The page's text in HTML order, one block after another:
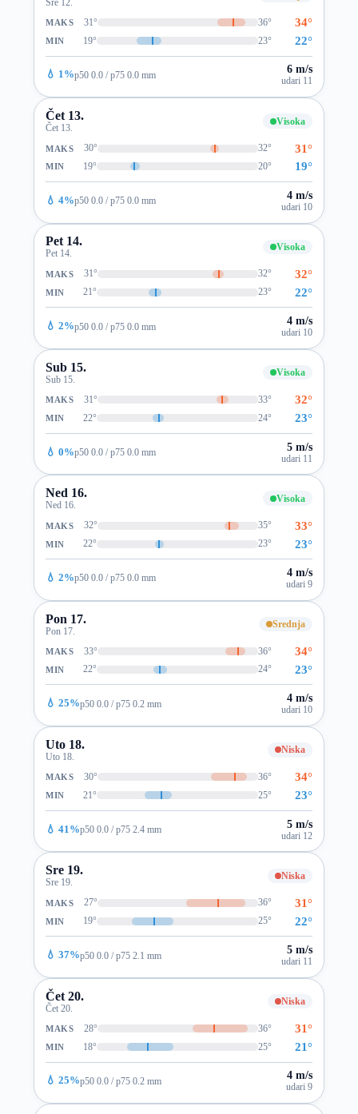
MAKS 31° 36° 34°
MIN 19° 23° 22°
💧 1%p50 0.0 / p75 0.0 mm 6 m/s
udari 11
Čet 13.
Čet 13.
Visoka
MAKS 30° 32° 31°
MIN 19° 20° 19°
💧 4%p50 0.0 / p75 0.0 mm 4 m/s
udari 10
Pet 14.
Pet 14.
Visoka
MAKS 31° 32° 32°
MIN 21° 23° 22°
💧 2%p50 0.0 / p75 0.0 mm 4 m/s
udari 10
Sub 15.
Sub 15.
Visoka
MAKS 31° 33° 32°
MIN 22° 24° 23°
💧 0%p50 0.0 / p75 0.0 mm 5 m/s
udari 11
Ned 16.
Ned 16.
Visoka
MAKS 32° 35° 33°
MIN 22° 23° 23°
💧 2%p50 0.0 / p75 0.0 mm 4 m/s
udari 9
Pon 17.
Pon 17.
Srednja
MAKS 33° 36° 34°
MIN 22° 24° 23°
💧 25%p50 0.0 / p75 0.2 mm 4 m/s
udari 10
Uto 18.
Uto 18.
Niska
MAKS 30° 36° 34°
MIN 21° 25° 23°
💧 41%p50 0.0 / p75 2.4 mm 5 m/s
udari 12
Sre 19.
Sre 19.
Niska
MAKS 27° 36° 31°
MIN 19° 25° 22°
💧 37%p50 0.0 / p75 2.1 mm 5 m/s
udari 11
Čet 20.
Čet 20.
Niska
MAKS 28° 36° 31°
MIN 18° 25° 21°
💧 25%p50 0.0 / p75 0.2 mm 4 m/s
udari 9